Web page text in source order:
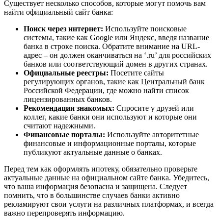
Существует несколько способов, которые могут помочь вам
найти официальный сайт банка:
Поиск через интернет: Используйте поисковые
системы, такие как Google или Яндекс, введя название
банка в строке поиска. Обратите внимание на URL-
адрес – он должен оканчиваться на ‘.ru’ для российских
банков или соответствующий домен в других странах.
Официальные реестры: Посетите сайты
регулирующих органов, такие как Центральный банк
Российской Федерации, где можно найти список
лицензированных банков.
Рекомендации знакомых: Спросите у друзей или
коллег, какие банки они используют и которые они
считают надежными.
Финансовые порталы: Используйте авторитетные
финансовые и информационные порталы, которые
публикуют актуальные данные о банках.
Перед тем как оформлять ипотеку, обязательно проверьте
актуальные данные на официальном сайте банка. Убедитесь,
что ваша информация безопасна и защищена. Следует
помнить, что в большинстве случаев банки активно
рекламируют свои услуги на различных платформах, и всегда
важно перепроверять информацию.